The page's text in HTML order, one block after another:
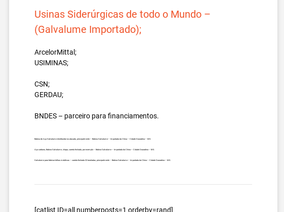
Usinas Siderúrgicas de todo o Mundo –
(Galvalume Importado);
ArcelorMittal;
USIMINAS;
CSN;
GERDAU;
BNDES – parceiro para financiamentos.
Bobina de Aço Galvalume distribuidor no atacado, principalmente – Bobina Galvalume – Importada da China – Cidade Douradina – MS.
Aço carbono, Bobina Galvalume, chapa, carreta fechada, por exemplo – Bobina Galvalume – Importada da China – Cidade Douradina – MS.
Galvalume para fabricar telhas metálicas – carreta fechada 32 toneladas, principalmente – Bobina Galvalume – Importada da China – Cidade Douradina – MS.
[catlist ID=all numberposts=1 orderby=rand]